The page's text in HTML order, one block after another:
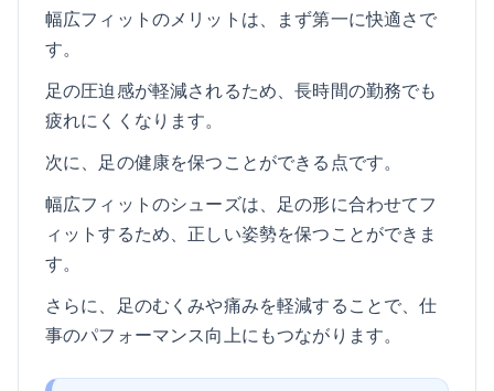
幅広フィットのメリットは、まず第一に快適さで
す。
足の圧迫感が軽減されるため、長時間の勤務でも
疲れにくくなります。
次に、足の健康を保つことができる点です。
幅広フィットのシューズは、足の形に合わせてフ
ィットするため、正しい姿勢を保つことができま
す。
さらに、足のむくみや痛みを軽減することで、仕
事のパフォーマンス向上にもつながります。